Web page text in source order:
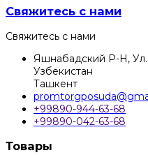
Свяжитесь с нами
Свяжитесь с нами
Яшнабадский Р-Н,
Узбекистан
Ташкент
+99890-944-63-68
+99890-042-63-68
Товары